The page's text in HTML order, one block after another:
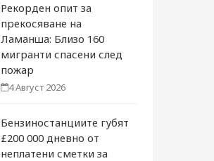
Рекорден опит за
прекосяване на
Ламанша: Близо 160
мигранти спасени след
пожар
4 Август 2026
Бензиностанциите губят
£200 000 дневно от
неплатени сметки за